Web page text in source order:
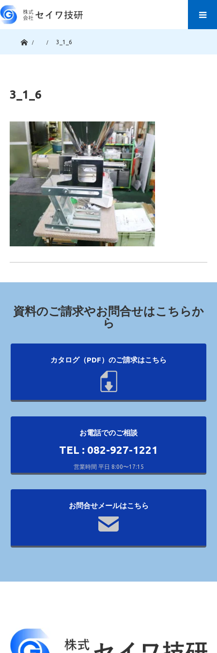
ホーム 3_1_6
3_1_6
資料のご請求やお問合せはこちらか
ら
カタログ（PDF）のご請求はこちら
お電話でのご相談
TEL : 082-927-1221
営業時間 平日 8:00〜17:15
お問合せメールはこちら